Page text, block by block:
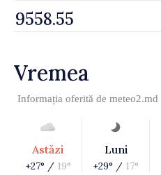
Vremea
Informația oferită de meteo2.md
Astăzi
+27° / 19°
Luni
+29° / 17°